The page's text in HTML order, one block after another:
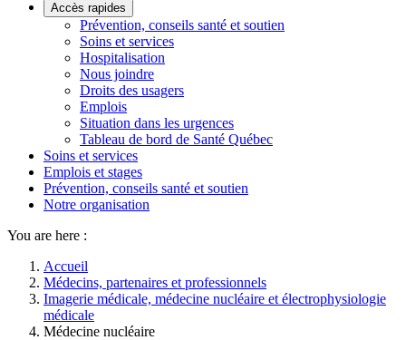
Accès rapides
Prévention, conseils santé et soutien
Soins et services
Hospitalisation
Nous joindre
Droits des usagers
Emplois
Situation dans les urgences
Tableau de bord de Santé Québec
Soins et services
Emplois et stages
Prévention, conseils santé et soutien
Notre organisation
You are here :
Accueil
Médecins, partenaires et professionnels
Imagerie médicale, médecine nucléaire et électrophysiologie
médicale
Médecine nucléaire